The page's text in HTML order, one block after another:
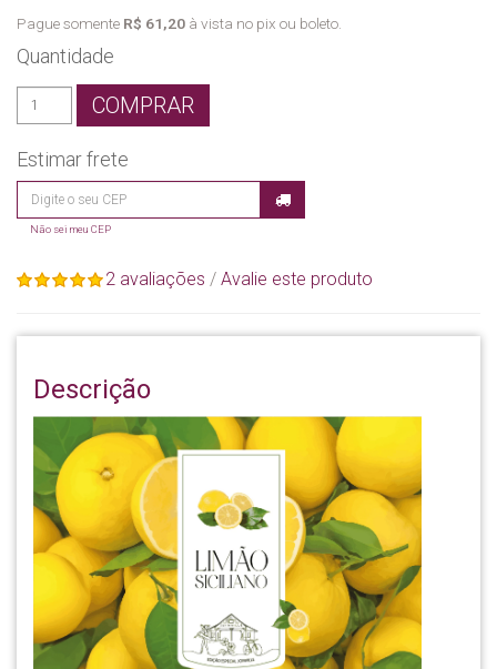
Pague somente R$ 61,20 à vista no pix ou boleto.
Quantidade
COMPRAR
Estimar frete
Não sei meu CEP
2 avaliações / Avalie este produto
Descrição